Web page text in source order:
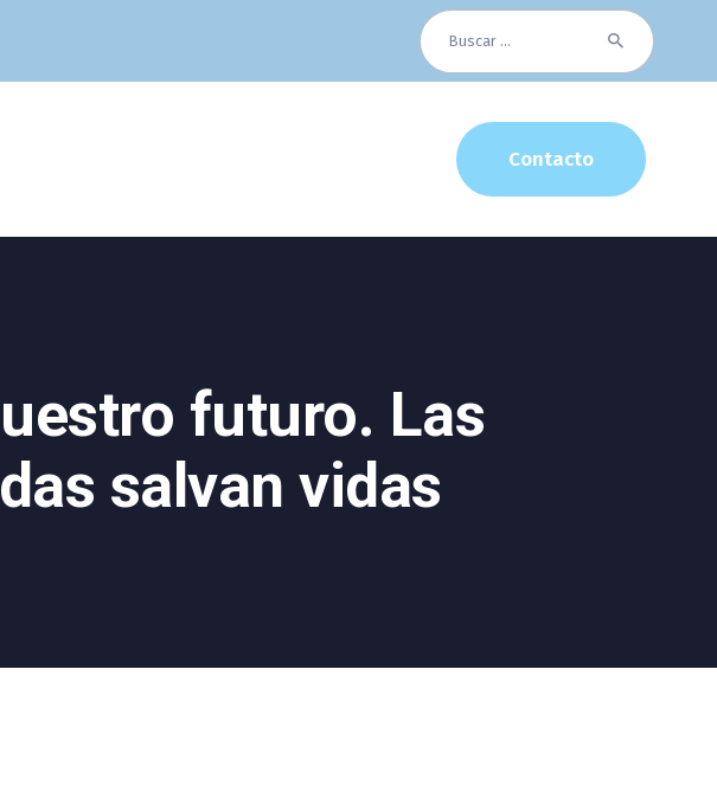
Buscar:
Contacto
futuro. Las
salvan vidas